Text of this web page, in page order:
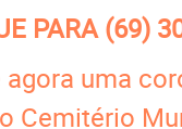
PARA(69)
agora uma
Cemitério